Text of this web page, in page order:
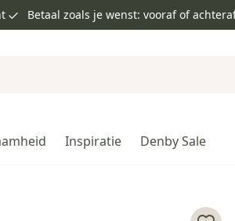
Betaal zoals je wenst: vooraf of
Inspiratie Denby Sale